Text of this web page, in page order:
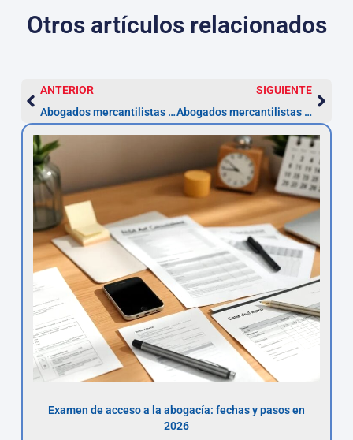
Otros artículos relacionados
ANTERIOR
Abogados mercantilistas en Castilla y León — Plazos y servicios
SIGUIENTE
Abogados mercantilistas en Castilla‑La Mancha — plazos y pasos
Examen de acceso a la abogacía: fechas y pasos en
2026